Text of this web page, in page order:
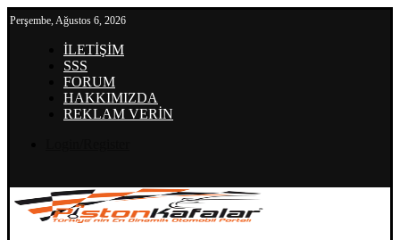
Perşembe, Ağustos 6, 2026
İLETİŞİM
SSS
FORUM
HAKKIMIZDA
REKLAM VERİN